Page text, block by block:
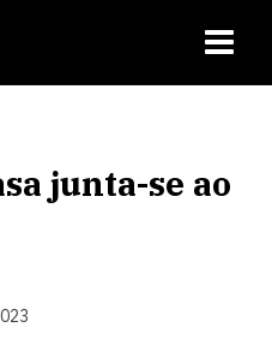
junta-se ao